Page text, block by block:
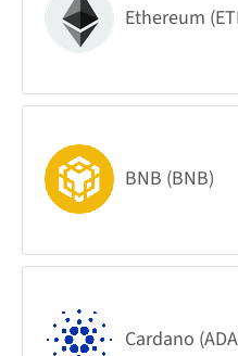
Ethereum
BNB (BNB)
Cardano